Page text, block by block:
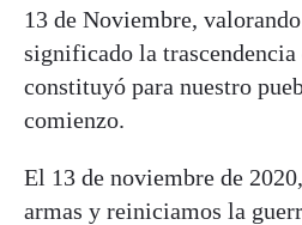
13 de Noviembre,
significado la trascendencia
constituyó para nuestro
comienzo.
El 13 de noviembre de
armas y reiniciamos la